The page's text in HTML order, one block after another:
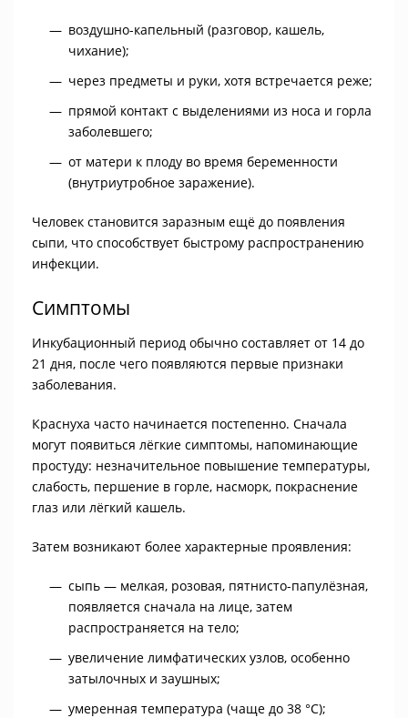
воздушно-капельный (разговор, кашель,
чихание);
через предметы и руки, хотя встречается реже;
прямой контакт с выделениями из носа и горла
заболевшего;
от матери к плоду во время беременности
(внутриутробное заражение).
Человек становится заразным ещё до появления
сыпи, что способствует быстрому распространению
инфекции.
Симптомы
Инкубационный период обычно составляет от 14 до
21 дня, после чего появляются первые признаки
заболевания.
Краснуха часто начинается постепенно. Сначала
могут появиться лёгкие симптомы, напоминающие
простуду: незначительное повышение температуры,
слабость, першение в горле, насморк, покраснение
глаз или лёгкий кашель.
Затем возникают более характерные проявления:
сыпь — мелкая, розовая, пятнисто-папулёзная,
появляется сначала на лице, затем
распространяется на тело;
увеличение лимфатических узлов, особенно
затылочных и заушных;
умеренная температура (чаще до 38 °C);